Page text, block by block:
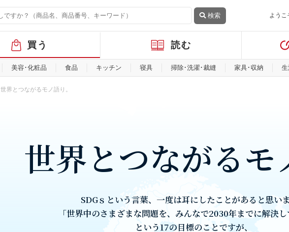
検索 ようこ
買う 読む
美容･化粧品 食品 キッチン 寝具 掃除･洗濯･裁縫 家具･収納
世界とつながるモノ語り。
世界とつながるモ
SDGｓという言葉、一度は耳にしたことがあると思いま
「世界中のさまざまな問題を、みんなで2030年までに解決し
という17の目標のことですが、